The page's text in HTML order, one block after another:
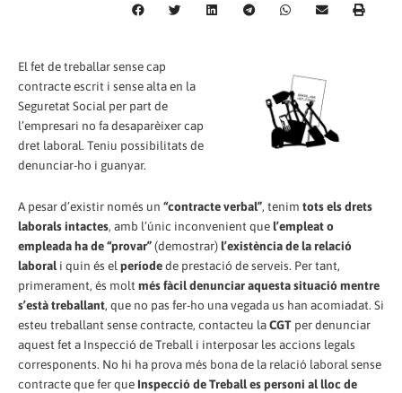
El fet de treballar sense cap
contracte escrit i sense alta en la
Seguretat Social per part de
l’empresari no fa desaparèixer cap
dret laboral. Teniu possibilitats de
denunciar-ho i guanyar.
A pesar d’existir només un “contracte verbal”, tenim tots els drets
laborals intactes, amb l’únic inconvenient quel’empleat o
empleada ha de “provar”(demostrar)l’existència de la relació
laboral i quin és el períodede prestació de serveis. Per tant,
primerament, és molt més fàcil denunciar aquesta situació mentre
s’està treballant, que no pas fer-ho una vegada us han acomiadat. Si
esteu treballant sense contracte, contacteu laCGT per denunciar
aquest fet a Inspecció de Treball i interposar les accions legals
corresponents. No hi ha prova més bona de la relació laboral sense
contracte que fer que Inspecció de Treball es personi al lloc de